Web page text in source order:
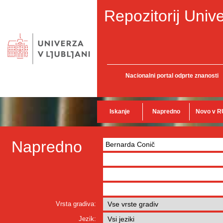
Repozitorij
Nacionalni portal odprte znanosti
Iskanje Napredno Novo v
Napredno
Vrsta gradiva:
Jezik: